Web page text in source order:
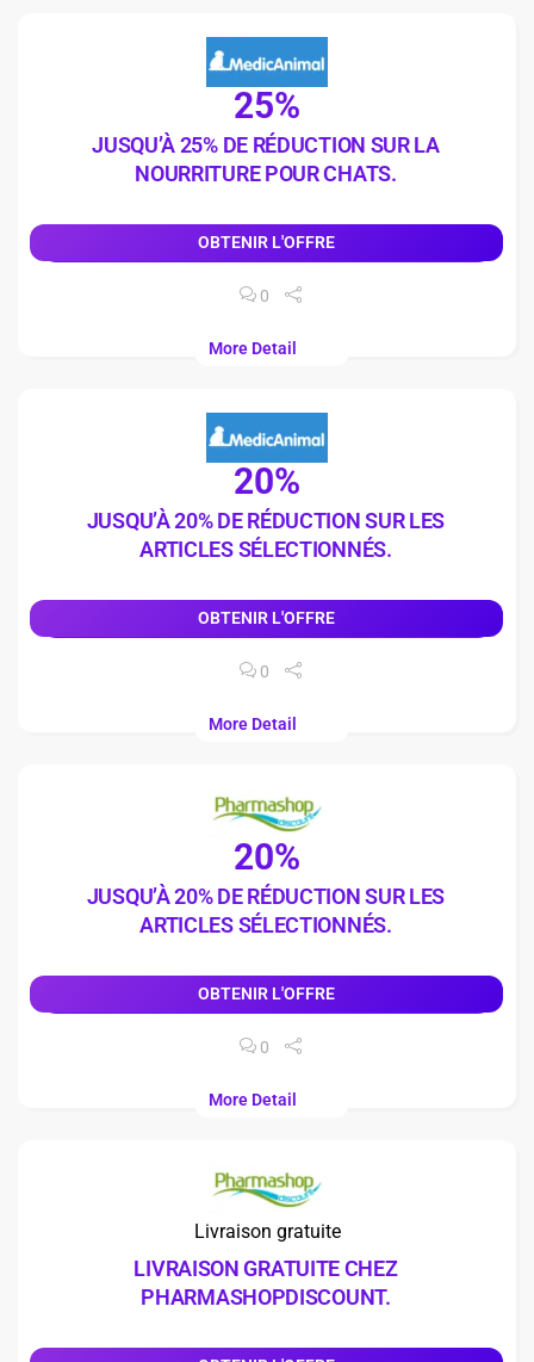
25%
JUSQU’À 25% DE RÉDUCTION SUR LA
NOURRITURE POUR CHATS.
OBTENIR L'OFFRE
0
More Detail
20%
JUSQU’À 20% DE RÉDUCTION SUR LES
ARTICLES SÉLECTIONNÉS.
OBTENIR L'OFFRE
0
More Detail
20%
JUSQU’À 20% DE RÉDUCTION SUR LES
ARTICLES SÉLECTIONNÉS.
OBTENIR L'OFFRE
0
More Detail
Livraison gratuite
LIVRAISON GRATUITE CHEZ
PHARMASHOPDISCOUNT.